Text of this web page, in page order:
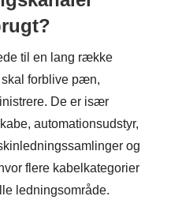
til en lang række
forblive pæn,
De er især
automationsudstyr,
og
flere kabelkategorier
ledningsområde.